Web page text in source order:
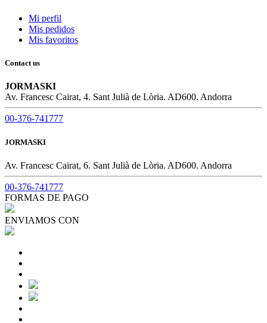
Mi perfil
Mis pedidos
Mis favoritos
Contact us
JORMASKI
Av. Francesc Cairat, 4. Sant Julià de Lòria. AD600. Andorra
00-376-741777
JORMASKI
Av. Francesc Cairat, 6. Sant Julià de Lòria. AD600. Andorra
00-376-741777
FORMAS DE PAGO
ENVIAMOS CON